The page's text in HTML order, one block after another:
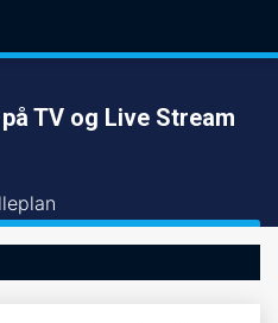
TV og Live Stream